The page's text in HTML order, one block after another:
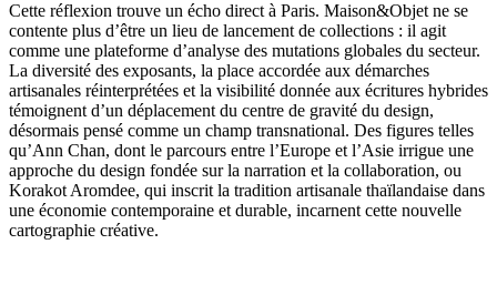
Cette réflexion trouve un écho direct à Paris. Maison&Objet ne se
contente plus d’être un lieu de lancement de collections : il agit
comme une plateforme d’analyse des mutations globales du secteur.
La diversité des exposants, la place accordée aux démarches
artisanales réinterprétées et la visibilité donnée aux écritures hybrides
témoignent d’un déplacement du centre de gravité du design,
désormais pensé comme un champ transnational. Des figures telles
qu’Ann Chan, dont le parcours entre l’Europe et l’Asie irrigue une
approche du design fondée sur la narration et la collaboration, ou
Korakot Aromdee, qui inscrit la tradition artisanale thaïlandaise dans
une économie contemporaine et durable, incarnent cette nouvelle
cartographie créative.